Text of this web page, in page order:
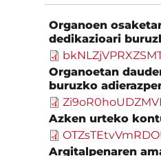
Organoen
dedikazioari
Organoetan
buruzko
Azken urteko
Argitalpenaren